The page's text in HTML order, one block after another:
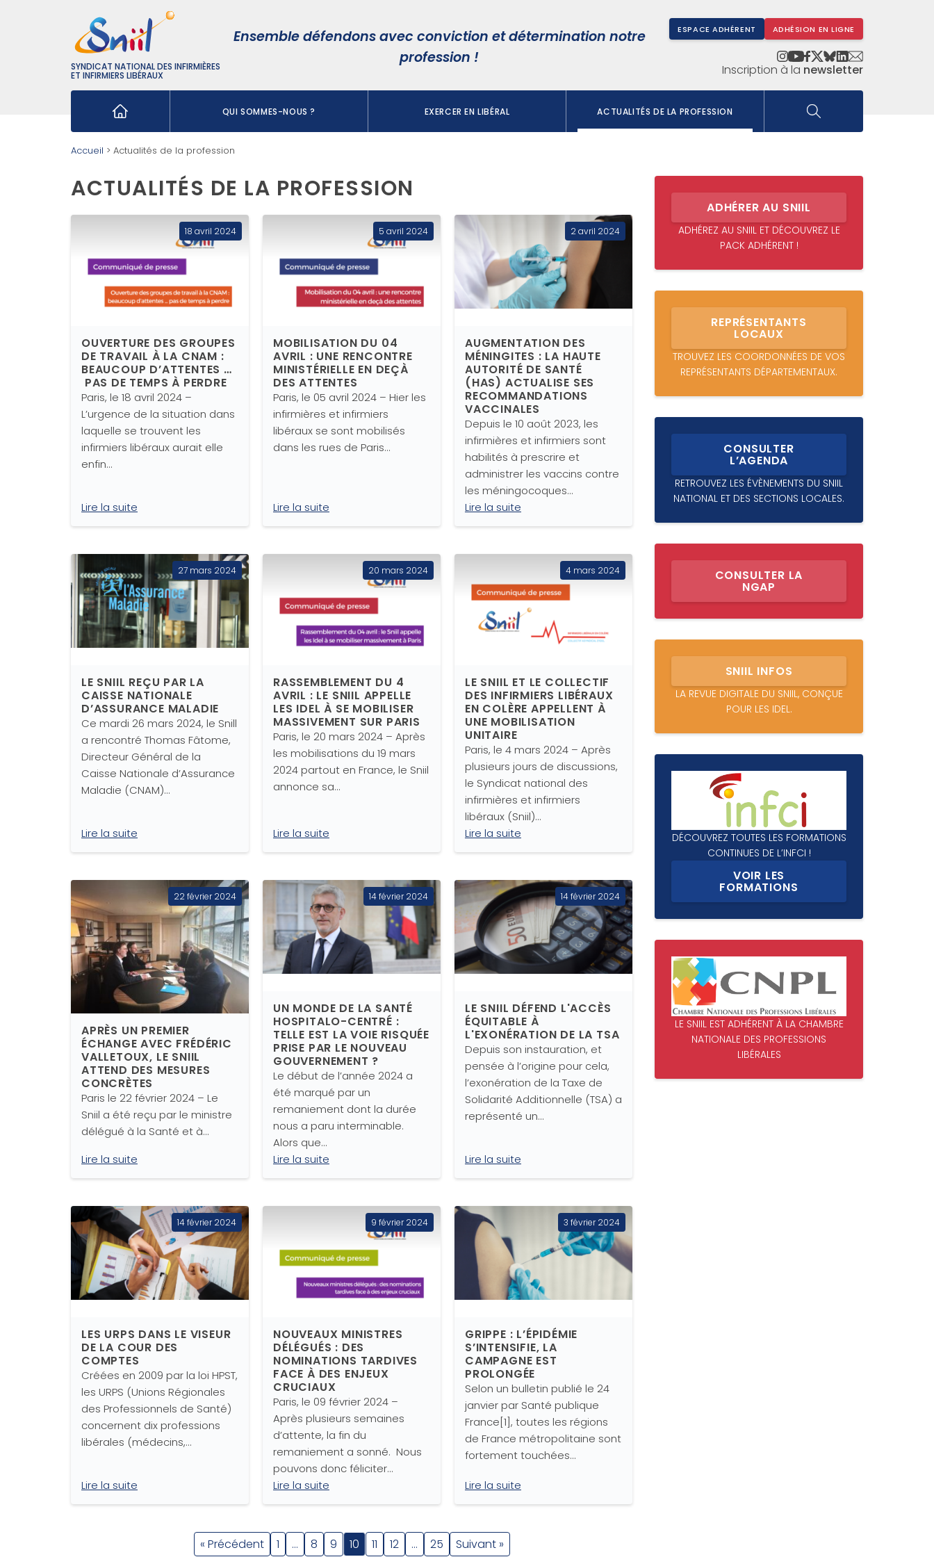
SYNDICAT NATIONAL DES INFIRMIÈRES
ET INFIRMIERS LIBÉRAUX
Ensemble défendons avec conviction et détermination notre
profession !
ESPACE ADHÉRENT ADHÉSION EN LIGNE
Inscription à la newsletter
QUI SOMMES-NOUS ? EXERCER EN LIBÉRAL ACTUALITÉS DE LA PROFESSION
Accueil > Actualités de la profession
ACTUALITÉS DE LA PROFESSION
18 avril 2024
OUVERTURE DES GROUPES
DE TRAVAIL À LA CNAM :
BEAUCOUP D’ATTENTES …
PAS DE TEMPS À PERDRE
Paris, le 18 avril 2024 –
L’urgence de la situation dans
laquelle se trouvent les
infirmiers libéraux aurait elle
enfin…
Lire la suite
5 avril 2024
MOBILISATION DU 04
AVRIL : UNE RENCONTRE
MINISTÉRIELLE EN DEÇÀ
DES ATTENTES
Paris, le 05 avril 2024 – Hier les
infirmières et infirmiers
libéraux se sont mobilisés
dans les rues de Paris…
Lire la suite
2 avril 2024
AUGMENTATION DES
MÉNINGITES : LA HAUTE
AUTORITÉ DE SANTÉ
(HAS) ACTUALISE SES
RECOMMANDATIONS
VACCINALES
Depuis le 10 août 2023, les
infirmières et infirmiers sont
habilités à prescrire et
administrer les vaccins contre
les méningocoques…
Lire la suite
27 mars 2024
LE SNIIL REÇU PAR LA
CAISSE NATIONALE
D’ASSURANCE MALADIE
Ce mardi 26 mars 2024, le Snill
a rencontré Thomas Fâtome,
Directeur Général de la
Caisse Nationale d’Assurance
Maladie (CNAM)…
Lire la suite
20 mars 2024
RASSEMBLEMENT DU 4
AVRIL : LE SNIIL APPELLE
LES IDEL À SE MOBILISER
MASSIVEMENT SUR PARIS
Paris, le 20 mars 2024 – Après
les mobilisations du 19 mars
2024 partout en France, le Sniil
annonce sa…
Lire la suite
4 mars 2024
LE SNIIL ET LE COLLECTIF
DES INFIRMIERS LIBÉRAUX
EN COLÈRE APPELLENT À
UNE MOBILISATION
UNITAIRE
Paris, le 4 mars 2024 – Après
plusieurs jours de discussions,
le Syndicat national des
infirmières et infirmiers
libéraux (Sniil)…
Lire la suite
22 février 2024
APRÈS UN PREMIER
ÉCHANGE AVEC FRÉDÉRIC
VALLETOUX, LE SNIIL
ATTEND DES MESURES
CONCRÈTES
Paris le 22 février 2024 – Le
Sniil a été reçu par le ministre
délégué à la Santé et à…
Lire la suite
14 février 2024
UN MONDE DE LA SANTÉ
HOSPITALO-CENTRÉ :
TELLE EST LA VOIE RISQUÉE
PRISE PAR LE NOUVEAU
GOUVERNEMENT ?
Le début de l’année 2024 a
été marqué par un
remaniement dont la durée
nous a paru interminable.
Alors que…
Lire la suite
14 février 2024
LE SNIIL DÉFEND L'ACCÈS
ÉQUITABLE À
L'EXONÉRATION DE LA TSA
Depuis son instauration, et
pensée à l’origine pour cela,
l’exonération de la Taxe de
Solidarité Additionnelle (TSA) a
représenté un…
Lire la suite
14 février 2024
LES URPS DANS LE VISEUR
DE LA COUR DES
COMPTES
Créées en 2009 par la loi HPST,
les URPS (Unions Régionales
des Professionnels de Santé)
concernent dix professions
libérales (médecins,…
Lire la suite
9 février 2024
NOUVEAUX MINISTRES
DÉLÉGUÉS : DES
NOMINATIONS TARDIVES
FACE À DES ENJEUX
CRUCIAUX
Paris, le 09 février 2024 –
Après plusieurs semaines
d’attente, la fin du
remaniement a sonné. Nous
pouvons donc féliciter…
Lire la suite
3 février 2024
GRIPPE : L’ÉPIDÉMIE
S’INTENSIFIE, LA
CAMPAGNE EST
PROLONGÉE
Selon un bulletin publié le 24
janvier par Santé publique
France[1], toutes les régions
de France métropolitaine sont
fortement touchées…
Lire la suite
« Précédent 1 … 8 9 10 11 12 … 25 Suivant »
ADHÉRER AU SNIIL
ADHÉREZ AU SNIIL ET DÉCOUVREZ LE
PACK ADHÉRENT !
REPRÉSENTANTS
LOCAUX
TROUVEZ LES COORDONNÉES DE VOS
REPRÉSENTANTS DÉPARTEMENTAUX.
CONSULTER
L’AGENDA
RETROUVEZ LES ÉVÈNEMENTS DU SNIIL
NATIONAL ET DES SECTIONS LOCALES.
CONSULTER LA
NGAP
SNIIL INFOS
LA REVUE DIGITALE DU SNIIL, CONÇUE
POUR LES IDEL.
DÉCOUVREZ TOUTES LES FORMATIONS
CONTINUES DE L’INFCI !
VOIR LES
FORMATIONS
LE SNIIL EST ADHÉRENT À LA CHAMBRE
NATIONALE DES PROFESSIONS
LIBÉRALES